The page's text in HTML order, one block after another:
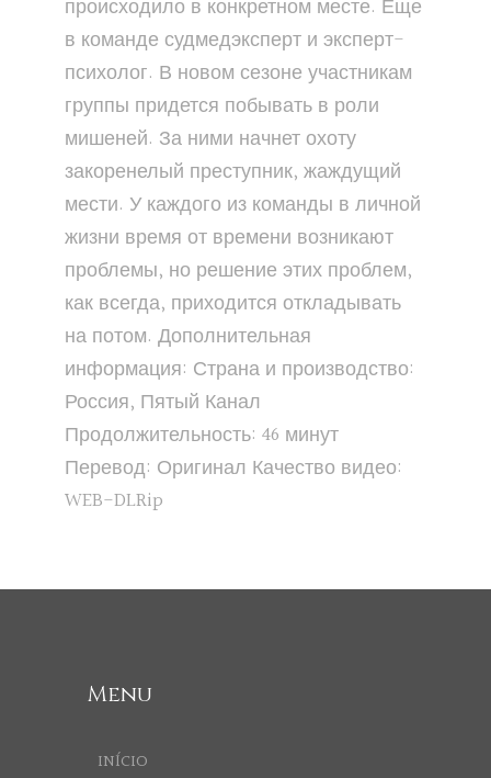
происходило в конкретном месте. Еще
в команде судмедэксперт и эксперт-
психолог. В новом сезоне участникам
группы придется побывать в роли
мишеней. За ними начнет охоту
закоренелый преступник, жаждущий
мести. У каждого из команды в личной
жизни время от времени возникают
проблемы, но решение этих проблем,
как всегда, приходится откладывать
на потом. Дополнительная
информация: Страна и производство:
Россия, Пятый Канал
Продолжительность: 46 минут
Перевод: Оригинал Качество видео:
WEB-DLRip
Menu
INÍCIO